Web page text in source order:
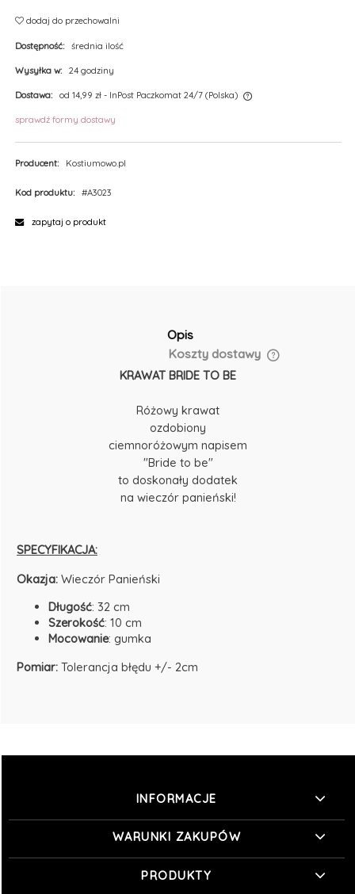
dodaj do przechowalni
Dostępność: średnia ilość
Wysyłka w: 24 godziny
Dostawa: od 14,99 zł - InPost Paczkomat 24/7 (Polska)
sprawdź formy dostawy
Producent: Kostiumowo.pl
Kod produktu: #A3023
zapytaj o produkt
Opis
Koszty dostawy
KRAWAT BRIDE TO BE
Różowy krawat
ozdobiony
ciemnoróżowym napisem
"Bride to be"
to doskonały dodatek
na wieczór panieński!
SPECYFIKACJA:
Okazja:Wieczór Panieński
Długość: 32 cm
Szerokość: 10 cm
Mocowanie: gumka
Pomiar:Tolerancja błędu +/- 2cm
INFORMACJE
WARUNKI ZAKUPÓW
PRODUKTY